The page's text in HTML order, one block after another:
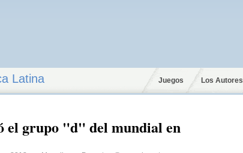
Latina Juegos Los Autores
el grupo "d" del mundial en